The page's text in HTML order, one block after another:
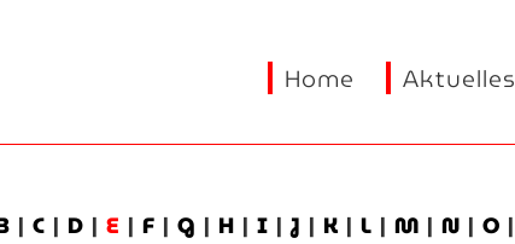
Home Aktuelles
|C | D |E |F |G | H |I |J | K |L |M |N |O |